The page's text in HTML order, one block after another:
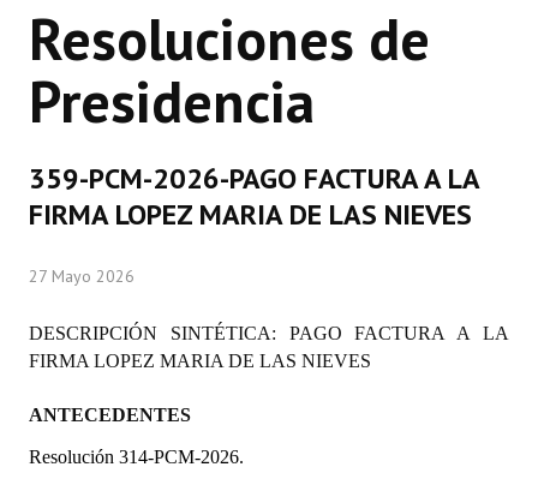
CONCEJO
Bloques Políticos
Comisiones Permanentes
Concejales Mandato Cumplido
Programas
Constitución Nacional
Resoluciones de
Presidencia
359-PCM-2026-PAGO FACTURA A LA
FIRMA LOPEZ MARIA DE LAS NIEVES
27 Mayo 2026
DESCRIPCIÓN SINTÉTICA: PAGO FACTURA A LA
FIRMA LOPEZ MARIA DE LAS NIEVES
ANTECEDENTES
Resolución 314-PCM-2026.